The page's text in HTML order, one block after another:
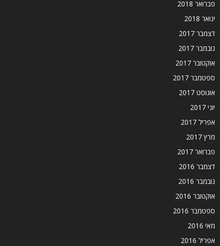
פברואר 2018
ינואר 2018
דצמבר 2017
נובמבר 2017
אוקטובר 2017
ספטמבר 2017
אוגוסט 2017
יוני 2017
אפריל 2017
מרץ 2017
פברואר 2017
דצמבר 2016
נובמבר 2016
אוקטובר 2016
ספטמבר 2016
מאי 2016
אפריל 2016